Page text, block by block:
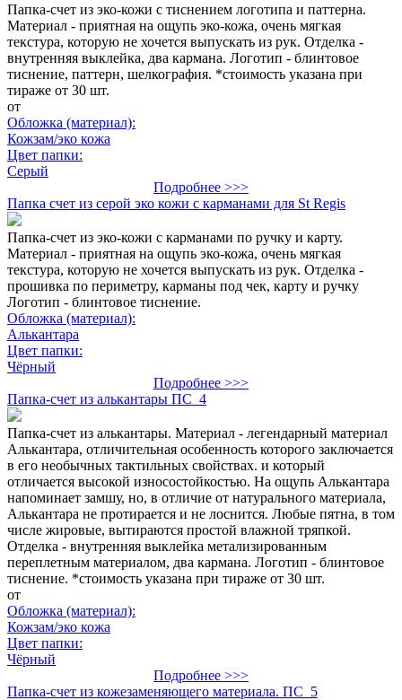
Папка-счет из эко-кожи с тиснением логотипа и паттерна.
Материал - приятная на ощупь эко-кожа, очень мягкая
текстура, которую не хочется выпускать из рук. Отделка -
внутренняя выклейка, два кармана. Логотип - блинтовое
тиснение, паттерн, шелкография. *стоимость указана при
тираже от 30 шт.
от
Обложка (материал):
Кожзам/эко кожа
Цвет папки:
Серый
Подробнее >>>
Папка счет из серой эко кожи с карманами для St Regis
Папка-счет из эко-кожи с карманами по ручку и карту.
Материал - приятная на ощупь эко-кожа, очень мягкая
текстура, которую не хочется выпускать из рук. Отделка -
прошивка по периметру, карманы под чек, карту и ручку
Логотип - блинтовое тиснение.
Обложка (материал):
Алькантара
Цвет папки:
Чёрный
Подробнее >>>
Папка-счет из алькантары ПС_4
Папка-счет из алькантары. Материал - легендарный материал
Алькантара, отличительная особенность которого заключается
в его необычных тактильных свойствах. и который
отличается высокой износостойкостью. На ощупь Алькантара
напоминает замшу, но, в отличие от натурального материала,
Алькантара не протирается и не лоснится. Любые пятна, в том
числе жировые, вытираются простой влажной тряпкой.
Отделка - внутренняя выклейка метализированным
переплетным материалом, два кармана. Логотип - блинтовое
тиснение. *стоимость указана при тираже от 30 шт.
от
Обложка (материал):
Кожзам/эко кожа
Цвет папки:
Чёрный
Подробнее >>>
Папка-счет из кожезаменяющего материала. ПС_5